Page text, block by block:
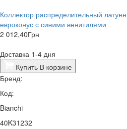
Коллектор распределительный
евроконус с синими венитилями
2 012,40Грн
Доставка 1-4 дня
Купить В корзине
Бренд:
Код:
Bianchi
40K31232